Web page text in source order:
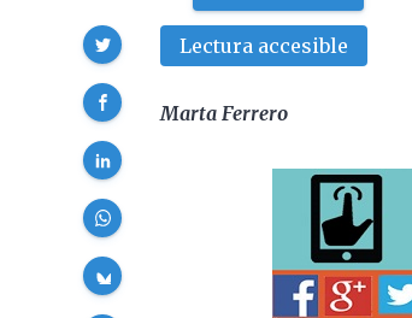
Lectura accesible
Marta Ferrero
Compartir